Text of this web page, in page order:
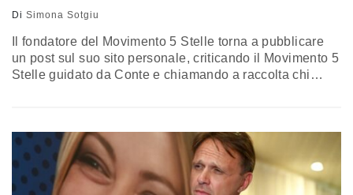
Di Simona Sotgiu
Il fondatore del Movimento 5 Stelle torna a pubblicare
un post sul suo sito personale, criticando il Movimento 5
Stelle guidato da Conte e chiamando a raccolta chi